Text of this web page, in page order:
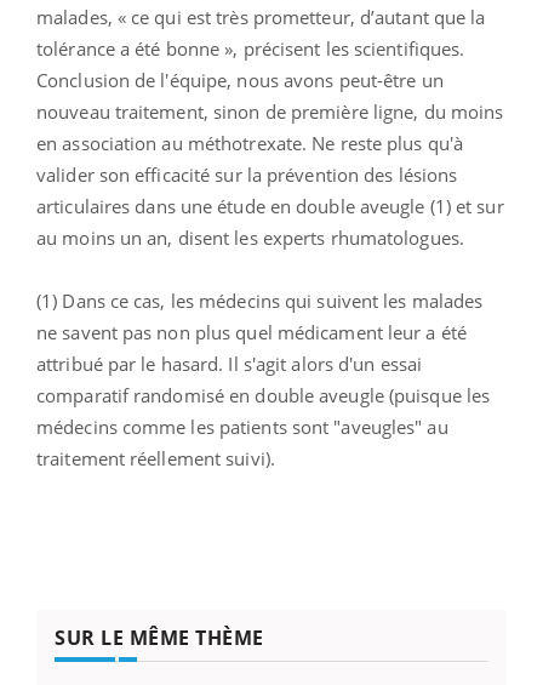
malades, « ce qui est très prometteur, d’autant que la
tolérance a été bonne », précisent les scientifiques.
Conclusion de l'équipe, nous avons peut-être un
nouveau traitement, sinon de première ligne, du moins
en association au méthotrexate. Ne reste plus qu'à
valider son efficacité sur la prévention des lésions
articulaires dans une étude en double aveugle (1) et sur
au moins un an, disent les experts rhumatologues.
(1) Dans ce cas, les médecins qui suivent les malades
ne savent pas non plus quel médicament leur a été
attribué par le hasard. Il s'agit alors d'un essai
comparatif randomisé en double aveugle (puisque les
médecins comme les patients sont "aveugles" au
traitement réellement suivi).
SUR LE MÊME THÈME